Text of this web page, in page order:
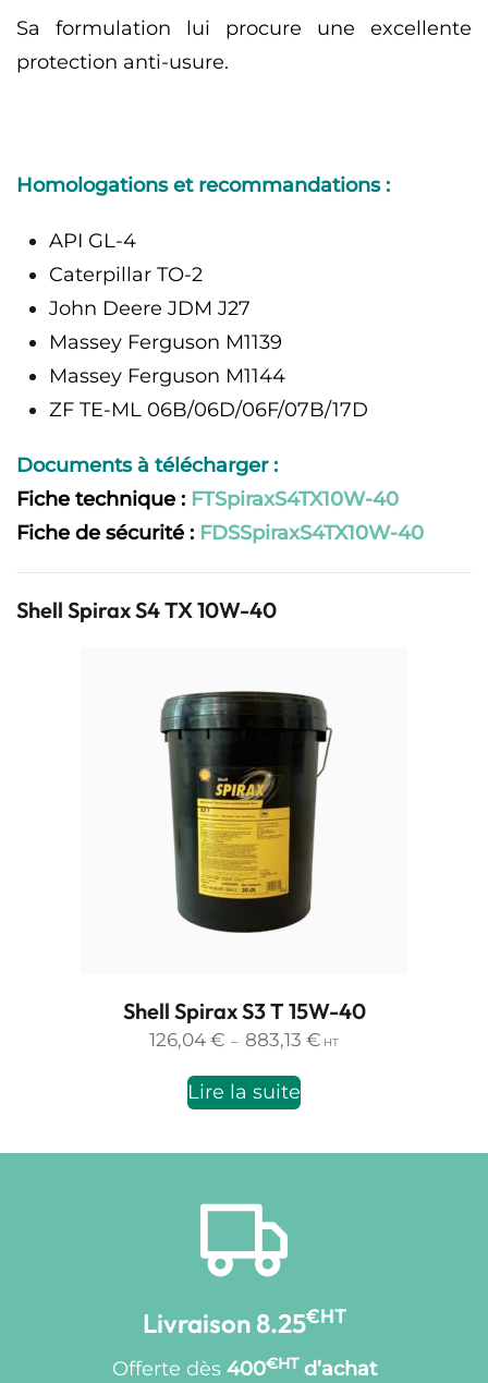
Sa formulation lui procure une excellente
protection anti-usure.
Homologations et recommandations :
API GL-4
Caterpillar TO-2
John Deere JDM J27
Massey Ferguson M1139
Massey Ferguson M1144
ZF TE-ML 06B/06D/06F/07B/17D
Documents à télécharger :
Fiche technique : FTSpiraxS4TX10W-40
Fiche de sécurité : FDSSpiraxS4TX10W-40
Shell Spirax S4 TX 10W-40
Shell Spirax S3 T 15W-40
126,04 € – 883,13 €Plage
HT
Lire la suite
Livraison 8.25€HT
Offerte dès 400€HT d’achat